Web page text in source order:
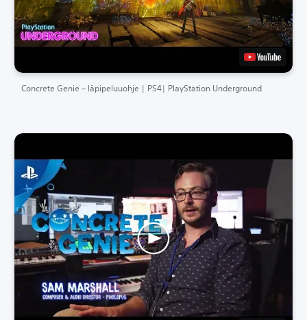
Concrete Genie – läpipeluuohje | PS4| PlayStation Underground